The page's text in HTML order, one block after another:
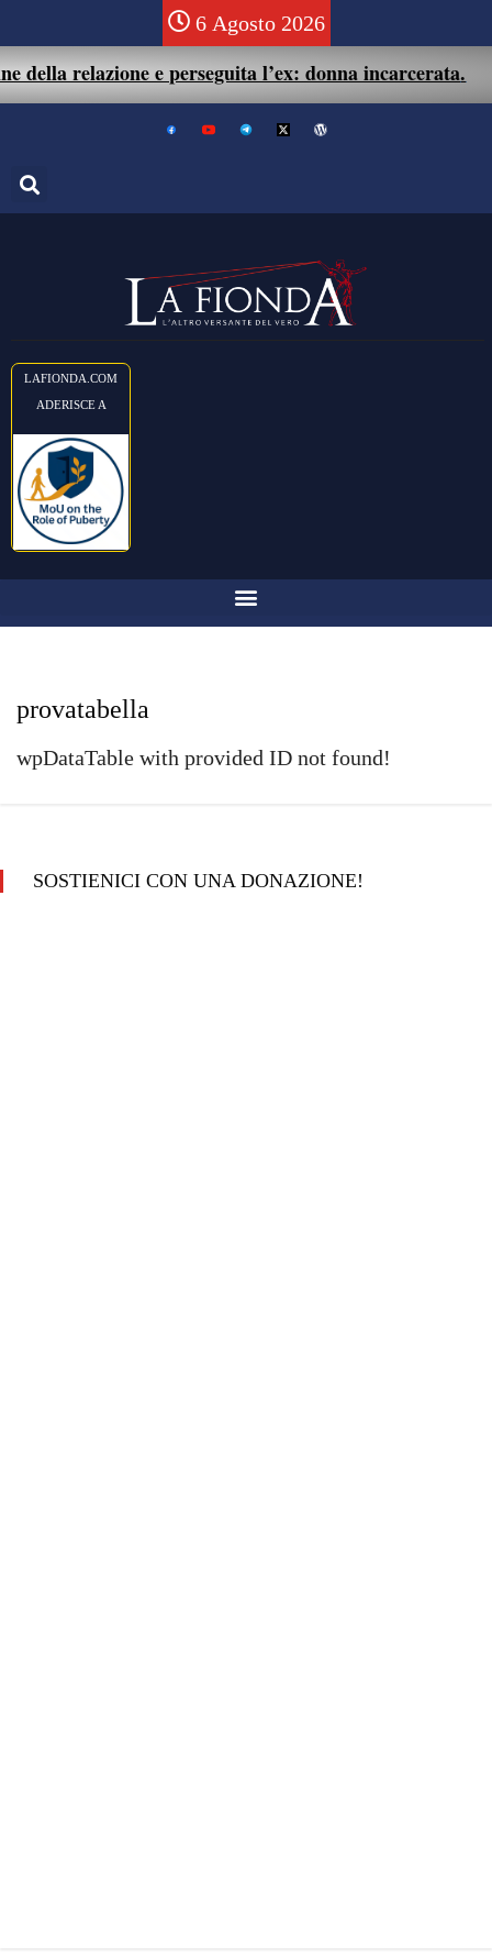
6 Agosto 2026
della relazione e perseguita l’ex: donna incarcerata.
LAFIONDA.COM
ADERISCE A
provatabella
wpDataTable with provided ID not found!
SOSTIENICI CON UNA DONAZIONE!